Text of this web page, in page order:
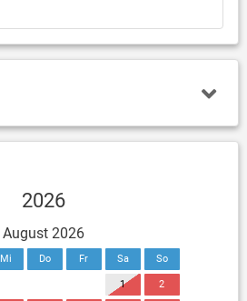
2026
August 2026
Mi Do Fr Sa So
1 2